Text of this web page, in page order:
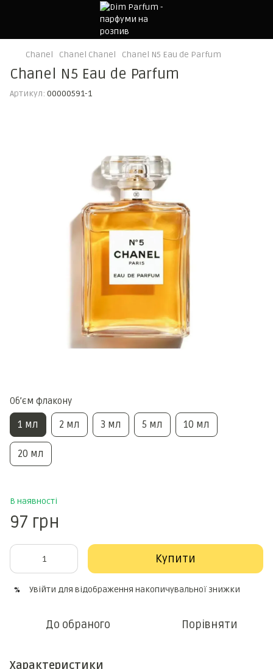
Chanel Chanel Chanel Chanel N5 Eau de Parfum
Chanel N5 Eau de Parfum
Артикул: 00000591-1
Обʼєм флакону
1 мл 2 мл 3 мл 5 мл 10 мл
20 мл
В наявності
97 грн
Купити
% Увійти для відображення накопичувальної знижки
До обраного Порівняти
Характеристики